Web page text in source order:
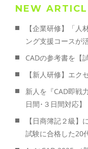
NEW
【企業研修】「人
ング支援コースが
CADの参考書を【
【新人研修】エク
新人を『CAD即戦
日間･３日間対応】
【日商簿記２級
試験に合格した20